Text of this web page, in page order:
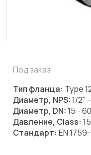
Под заказ
Тип фланца: Type
Диаметр, NPS:1/2"
Диаметр, DN:15 -
Давление, Class:
Стандарт: EN 1759-